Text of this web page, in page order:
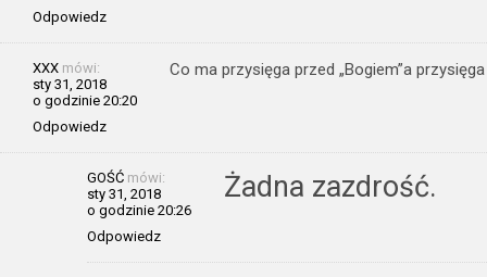
Odpowiedz
XXX mówi:
sty 31, 2018
o godzinie 20:20
Odpowiedz
Co ma przysięga przed „Bogiem”a
GOŚĆ mówi:
sty 31, 2018
o godzinie 20:26
Odpowiedz
Żadna zazdrość.